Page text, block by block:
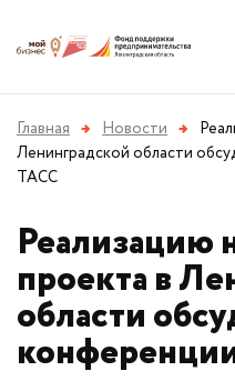
Главная → Новости →
Ленинградской области
ТАСС
Реализацию
проекта в
области